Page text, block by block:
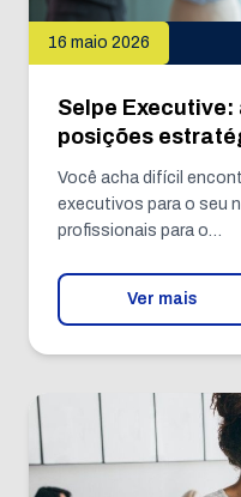
16 maio 2026
Selpe
posições
Você acha difícil
executivos para o seu
profissionais para o…
Ver mais